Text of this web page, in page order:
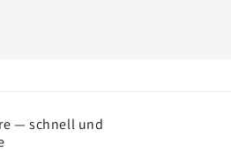
— schnell und